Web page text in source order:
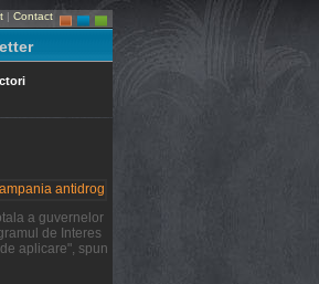
| Contact
a guvernelor
de Interes
aplicare", spun